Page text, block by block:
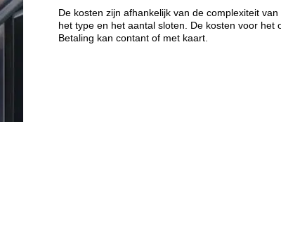
De kosten zijn afhankelijk van de complexiteit
het type en het aantal sloten. De kosten voor het
Betaling kan contant of met kaart.